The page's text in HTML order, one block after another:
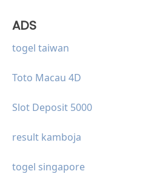
ADS
togel taiwan
Toto Macau 4D
Slot Deposit 5000
result kamboja
togel singapore